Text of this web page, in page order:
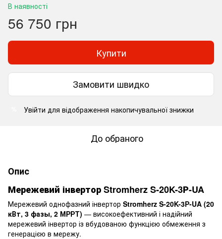
В наявності
56 750 грн
Купити
Замовити швидко
Увійти для відображення накопичувальної знижки
До обраного
Опис
Мережевий інвертор Stromherz S-20K-3Р-UA
Мережевий однофазний інвертор Stromherz S-20K-3Р-UA (20
кВт, 3 фазы, 2 МРРТ) — високоефективний і надійний
мережевий інвертор із вбудованою функцією обмеження з
генерацією в мережу.